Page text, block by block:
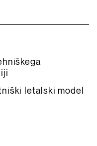
letalski model